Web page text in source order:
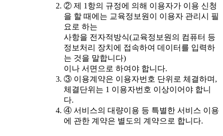
② 제 1항의 규정에 의해 이용자가 이용 신청
을 할 때에는 교육정보원이 이용자 관리시 필
요로 하는
사항을 전자적방식(교육정보원의 컴퓨터 등
정보처리 장치에 접속하여 데이터를 입력하
는 것을 말합니다)
이나 서면으로 하여야 합니다.
③ 이용계약은 이용자번호 단위로 체결하며,
체결단위는 1 이용자번호 이상이어야 합니
다.
④ 서비스의 대량이용 등 특별한 서비스 이용
에 관한 계약은 별도의 계약으로 합니다.